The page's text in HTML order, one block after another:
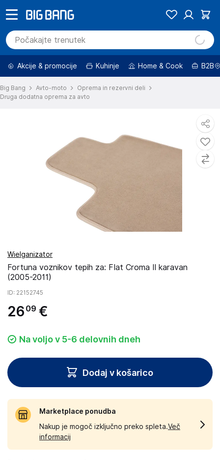
Akcije & promocije Kuhinje Home & Cook B2B
Big Bang Avto-moto
Oprema in rezervni deli
Druga dodatna oprema za avto
Wielganizator
Fortuna voznikov tepih za: FIat Croma II karavan
(2005-2011)
ID: 22152745
26 09 €
Na voljo v 5-6 delovnih dneh
Dodaj v košarico
Marketplace ponudba
Nakup je mogoč izključno preko spleta.Več
informacij